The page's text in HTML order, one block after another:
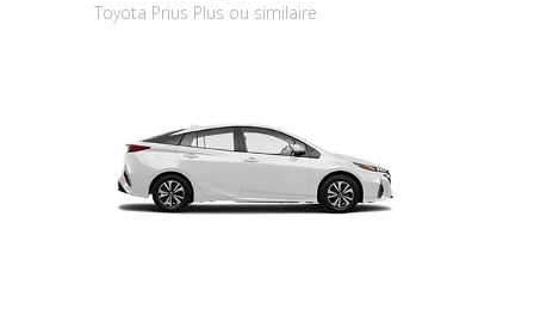
Toyota Prius Plus ou similaire